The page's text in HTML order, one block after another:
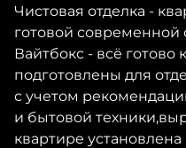
Чистовая отделка -
готовой современной
Вайтбокс - всё
подготовлены для
с учетом
и бытовой
квартире